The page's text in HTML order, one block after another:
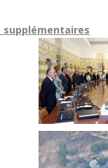
supplémentaires